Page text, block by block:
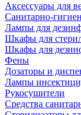
Аксессуары для
Санитарно-
Лампы для
Шкафы для
Шкафы для
Фены
Дозаторы и
Лампы
Рукосушители
Средства